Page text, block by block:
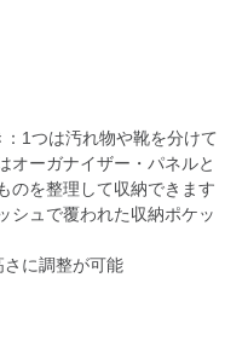
1つは汚れ物や靴を分けて
オーガナイザー・パネルと
のを整理して収納できます
シュで覆われた収納ポケッ
に調整が可能